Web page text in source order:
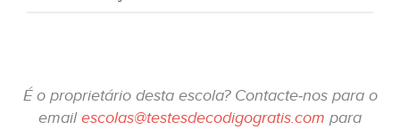
É o proprietário desta escola? Contacte-nos para o
emailescolas@testesdecodigogratis.com para